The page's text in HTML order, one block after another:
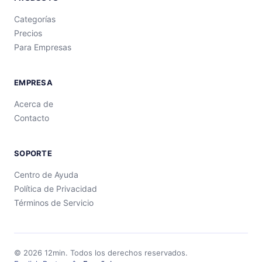
Categorías
Precios
Para Empresas
EMPRESA
Acerca de
Contacto
SOPORTE
Centro de Ayuda
Política de Privacidad
Términos de Servicio
© 2026 12min. Todos los derechos reservados.